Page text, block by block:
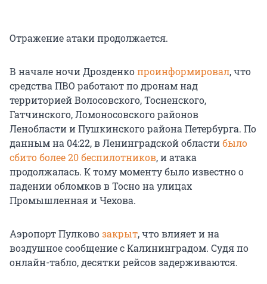
Отражение атаки продолжается.
В начале ночи Дрозденкопроинформировал, что
средства ПВО работают по дронам над
территорией Волосовского, Тосненского,
Гатчинского, Ломоносовского районов
Ленобласти и Пушкинского района Петербурга. По
данным на 04:22, в Ленинградской областибыло
сбито более 20 беспилотников, и атака
продолжалась. К тому моменту было известно о
падении обломков в Тосно на улицах
Промышленная и Чехова.
Аэропорт Пулковозакрыт, что влияет и на
воздушное сообщение с Калининградом. Судя по
онлайн-табло, десятки рейсов задерживаются.